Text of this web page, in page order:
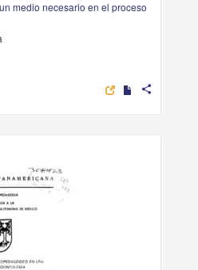
medio necesario en el proceso
share